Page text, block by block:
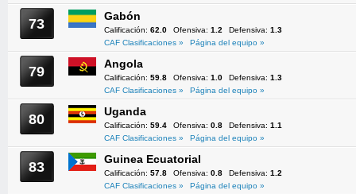
73 Gabón
Calificación: 62.0 Ofensiva: 1.2 Defensiva: 1.3
CAF Clasificaciones »
Página del equipo »
79 Angola
Calificación: 59.8 Ofensiva: 1.0 Defensiva: 1.3
CAF Clasificaciones »
Página del equipo »
80 Uganda
Calificación: 59.4 Ofensiva: 0.8 Defensiva: 1.1
CAF Clasificaciones »
Página del equipo »
83 Guinea Ecuatorial
Calificación: 57.8 Ofensiva: 0.8 Defensiva: 1.2
CAF Clasificaciones »
Página del equipo »